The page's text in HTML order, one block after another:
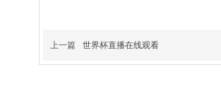
上一篇 世界杯直播在线观看